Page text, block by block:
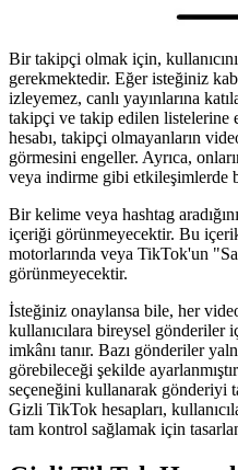
Bir takipçi olmak için,
gerekmektedir. Eğer isteğiniz
izleyemez, canlı yayınlarına
takipçi ve takip edilen
hesabı, takipçi olmayanların
görmesini engeller. Ayrıca,
veya indirme gibi etkileşimlerde
Bir kelime veya hashtag
içeriği görünmeyecektir. Bu
motorlarında veya TikTok'un
görünmeyecektir.
İsteğiniz onaylansa bile, her
kullanıcılara bireysel
imkânı tanır. Bazı gönderiler
görebileceği şekilde
seçeneğini kullanarak gönderiyi
Gizli TikTok hesapları,
tam kontrol sağlamak için